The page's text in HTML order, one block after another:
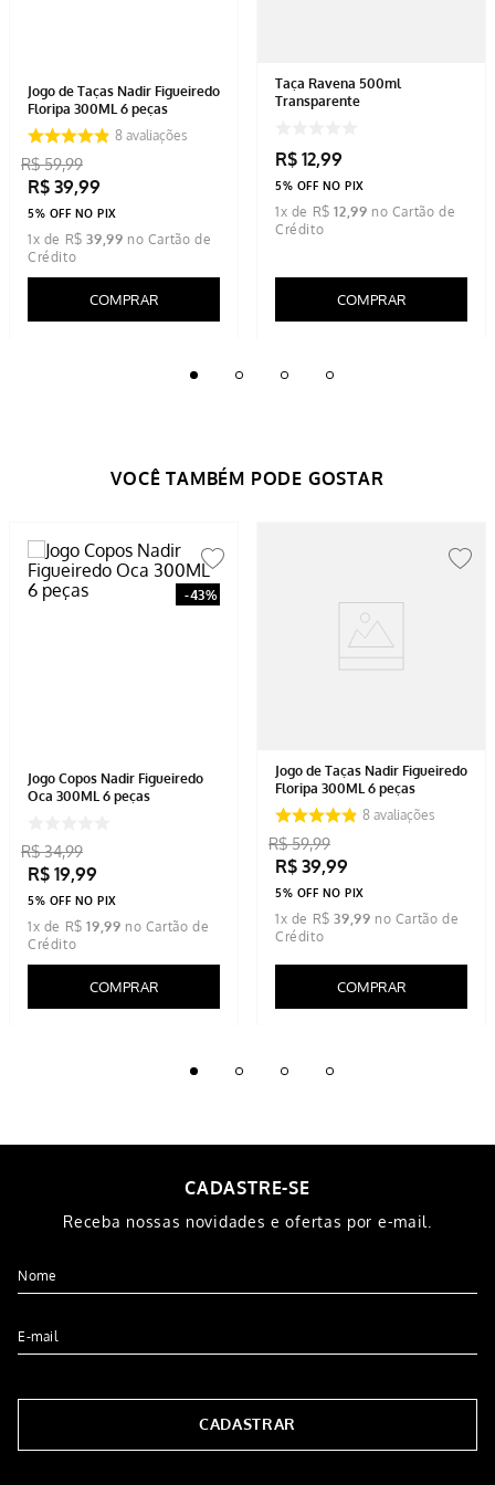
Jogo de Taças Nadir Figueiredo
Floripa 300ML 6 peças
8 avaliações
R$ 59,99
R$ 39,99
5% OFF NO PIX
1x de R$ 39 ,99
COMPRAR
Taça Ravena 500ml
Transparente
R$ 12,99
5% OFF NO PIX
1x de R$ 12 ,99
COMPRAR
-43%
Jogo Copos Nadir Figueiredo
Oca 300ML 6 peças
R$ 34,99
R$ 19,99
5% OFF NO PIX
1x de R$ 19 ,99
COMPRAR
Jogo de Taças Nadir Figueiredo
Floripa 300ML 6 peças
8 avaliações
R$ 59,99
R$ 39,99
5% OFF NO PIX
1x de R$ 39 ,99
COMPRAR
CADASTRE-SE
Receba nossas novidades e ofertas por e-mail.
CADASTRAR